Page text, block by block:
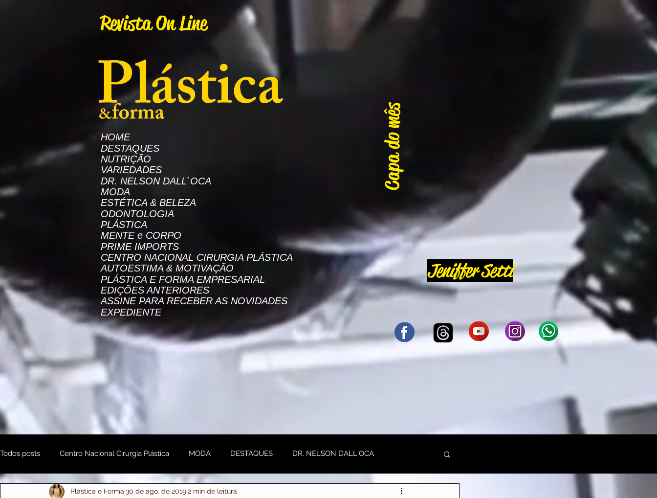
Revista On Line
HOME
DESTAQUES
NUTRIÇÃO
VARIEDADES
DR. NELSON DALL`OCA
MODA
ESTÉTICA & BELEZA
ODONTOLOGIA
PLÁSTICA
MENTE e CORPO
PRIME IMPORTS
CENTRO NACIONAL CIRURGIA PLÁSTICA
AUTOESTIMA & MOTIVAÇÃO
PLÁSTICA E FORMA EMPRESARIAL
EDIÇÕES ANTERIORES
ASSINE PARA RECEBER AS NOVIDADES
EXPEDIENTE
Jeniffer Setti
Capa do mês
Todos posts Centro Nacional Cirurgia Plástica MODA DESTAQUES DR. NELSON DALL`OCA
Estética & Beleza MENTE e CORPO Odonto NUTRIÇÃO
Plástica e Forma 30 de ago. de 20192 min de leitura